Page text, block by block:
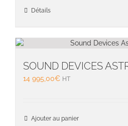
Détails
SOUND DEVICES
14 995,00€ HT
Ajouter au panier